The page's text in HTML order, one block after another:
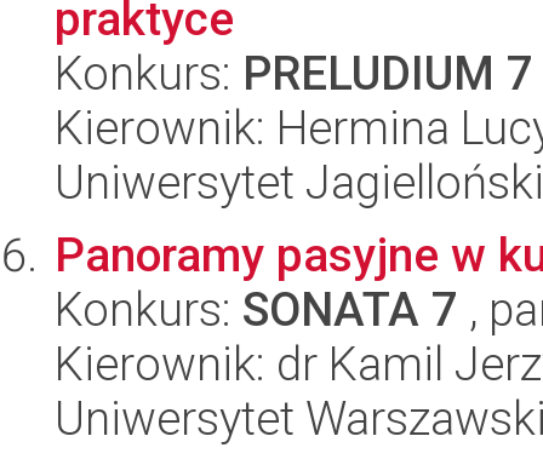
praktyce
Konkurs: PRELUDIUM 7
Kierownik: Hermina
Uniwersytet
Panoramy pasyjne w
Konkurs: SONATA 7 ,
Kierownik: dr Kamil
Uniwersytet